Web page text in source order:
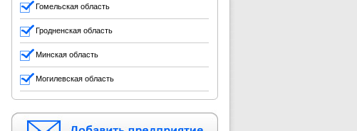
Гомельская область
Гродненская область
Минская область
Могилевская область